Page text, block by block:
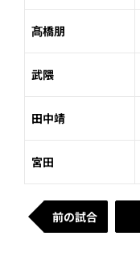
髙橋朋
武隈
田中靖
宮田
前の試合